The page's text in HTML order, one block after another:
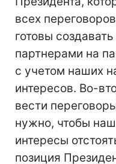
всех
готовы
партнерами на
с учетом наших
интересов. Во-
вести
нужно, чтобы
интересы
позиция